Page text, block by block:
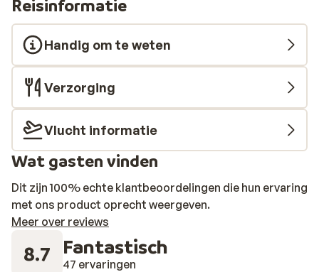
Reisinformatie
Handig om te weten
Verzorging
Vlucht informatie
Wat gasten vinden
Dit zijn 100% echte klantbeoordelingen die hun ervaring
met ons product oprecht weergeven.
Meer over reviews
8.7 Fantastisch
47 ervaringen